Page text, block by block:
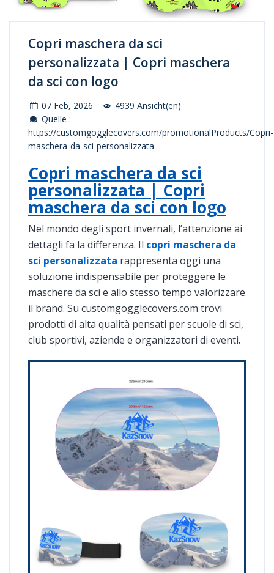
Copri maschera da sci
personalizzata | Copri maschera
da sci con logo
07 Feb, 2026
4939 Ansicht(en)
Quelle :
https://customgogglecovers.com/promotionalProducts/Copri-
maschera-da-sci-personalizzata
Copri maschera da sci
personalizzata | Copri
maschera da sci con logo
Nel mondo degli sport invernali, l’attenzione ai
dettagli fa la differenza. Il copri maschera da
sci personalizzata rappresenta oggi una
soluzione indispensabile per proteggere le
maschere da sci e allo stesso tempo valorizzare
il brand. Su customgogglecovers.com trovi
prodotti di alta qualità pensati per scuole di sci,
club sportivi, aziende e organizzatori di eventi.